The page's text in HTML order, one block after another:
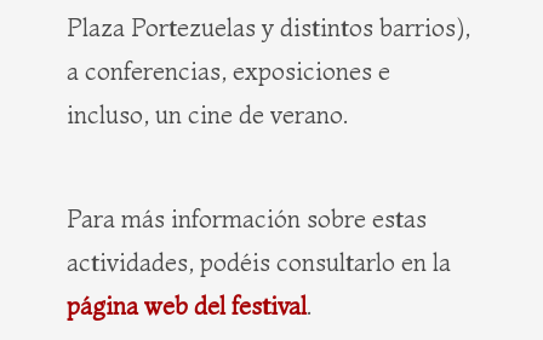
Plaza Portezuelas y distintos barrios),
a conferencias, exposiciones e
incluso, un cine de verano.
Para más información sobre estas
actividades, podéis consultarlo en la
página web del festival.